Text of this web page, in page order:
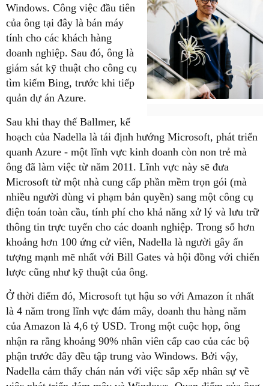
Windows. Công việc đầu tiên
của ông tại đây là bán máy
tính cho các khách hàng
doanh nghiệp. Sau đó, ông là
giám sát kỹ thuật cho công cụ
tìm kiếm Bing, trước khi tiếp
quản dự án Azure.
Sau khi thay thế Ballmer, kế
hoạch của Nadella là tái định hướng Microsoft, phát triển
quanh Azure - một lĩnh vực kinh doanh còn non trẻ mà
ông đã làm việc từ năm 2011. Lĩnh vực này sẽ đưa
Microsoft từ một nhà cung cấp phần mềm trọn gói (mà
nhiều người dùng vi phạm bản quyền) sang một công cụ
điện toán toàn cầu, tính phí cho khả năng xử lý và lưu trữ
thông tin trực tuyến cho các doanh nghiệp. Trong số hơn
khoảng hơn 100 ứng cử viên, Nadella là người gây ấn
tượng mạnh mẽ nhất với Bill Gates và hội đồng với chiến
lược cũng như kỹ thuật của ông.
Ở thời điểm đó, Microsoft tụt hậu so với Amazon ít nhất
là 4 năm trong lĩnh vực đám mây, doanh thu hàng năm
của Amazon là 4,6 tỷ USD. Trong một cuộc họp, ông
nhận ra rằng khoảng 90% nhân viên cấp cao của các bộ
phận trước đây đều tập trung vào Windows. Bởi vậy,
Nadella cảm thấy chán nản với việc sắp xếp nhân sự về